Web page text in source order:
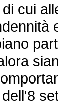
cui